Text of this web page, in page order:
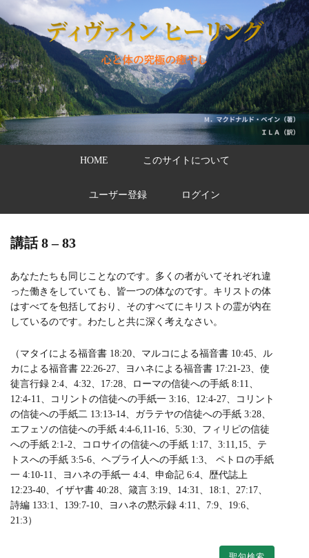
HOME このサイトについて
ユーザー登録 ログイン
講話 8 – 83
あなたたちも同じことなのです。多くの者がいてそれぞれ違
った働きをしていても、皆一つの体なのです。キリストの体
はすべてを包括しており、そのすべてにキリストの霊が内在
しているのです。わたしと共に深く考えなさい。
（マタイによる福音書 18:20、マルコによる福音書 10:45、ル
カによる福音書 22:26-27、ヨハネによる福音書 17:21-23、使
徒言行録 2:4、4:32、17:28、ローマの信徒への手紙 8:11、
12:4-11、コリントの信徒への手紙一 3:16、12:4-27、コリント
の信徒への手紙二 13:13-14、ガラテヤの信徒への手紙 3:28、
エフェソの信徒への手紙 4:4-6,11-16、5:30、フィリピの信徒
への手紙 2:1-2、コロサイの信徒への手紙 1:17、3:11,15、テ
トスへの手紙 3:5-6、ヘブライ人への手紙 1:3、 ペトロの手紙
一 4:10-11、ヨハネの手紙一 4:4、申命記 6:4、歴代誌上
12:23-40、イザヤ書 40:28、箴言 3:19、14:31、18:1、27:17、
詩編 133:1、139:7-10、ヨハネの黙示録 4:11、7:9、19:6、
21:3）